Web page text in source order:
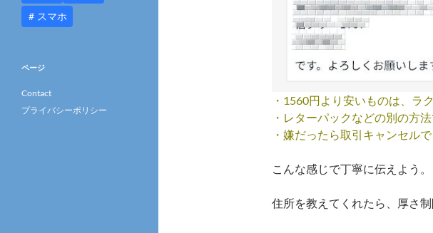
・1560円より安いものは、ラ
・レターパックなどの別の方
・嫌だったら取引キャンセルで
こんな感じで丁寧に伝えよう。
住所を教えてくれたら、厚さ制
スマホ
ページ
Contact
プライバシーポリシー